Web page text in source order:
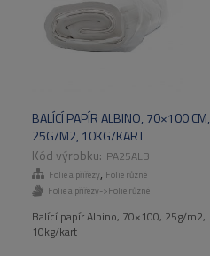
BALÍCÍ PAPÍR ALBINO, 70×100 CM,
25G/M2, 10KG/KART
PA25ALB
Folie a přířezy, Folie různé
Folie a přířezy->Folie různé
Balící papír Albino, 70×100, 25g/m2,
10kg/kart